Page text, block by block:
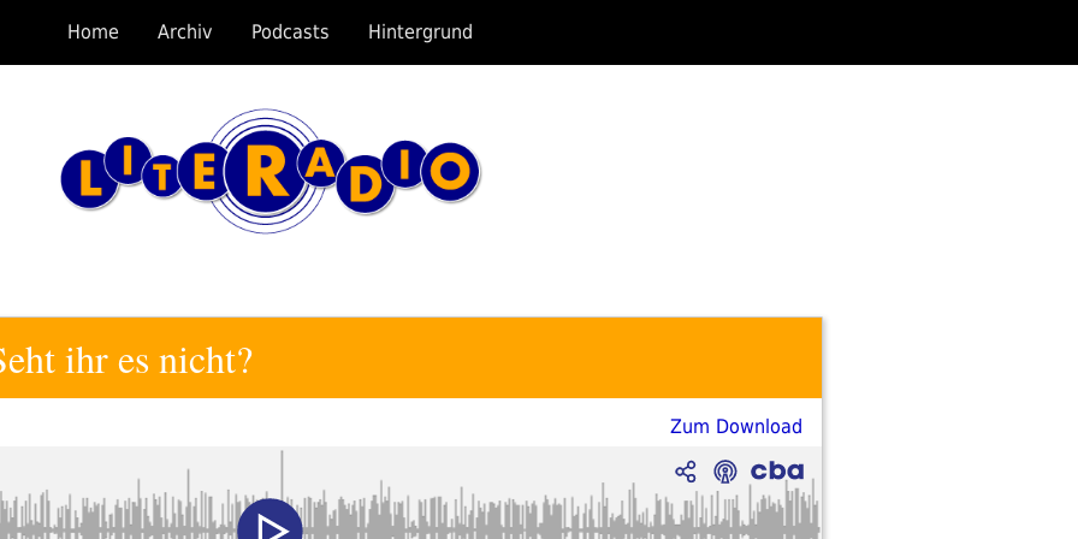
Home Archiv Podcasts Hintergrund
ihr es nicht?
Zum Download